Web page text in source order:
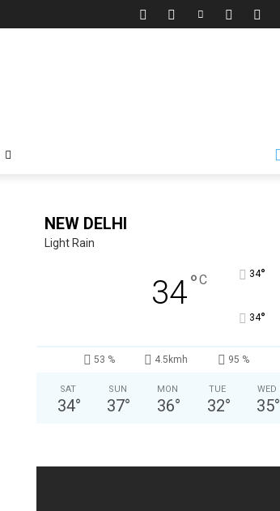
NEW DELHI
Light Rain
34°C 34°
34°
53 % 4.5kmh 95 %
SAT
34°
SUN
37°
MON
36°
TUE
32°
WED
35°